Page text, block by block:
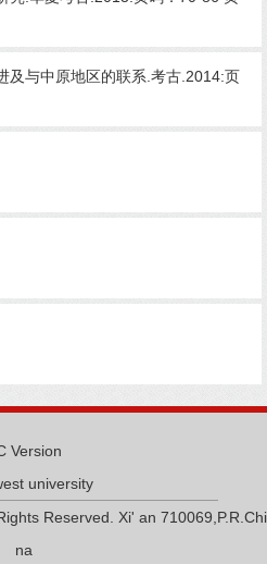
及与中原地区的联系.考古.2014:页
Version
university
Reserved. Xi' an 710069,P.R.Chi
na